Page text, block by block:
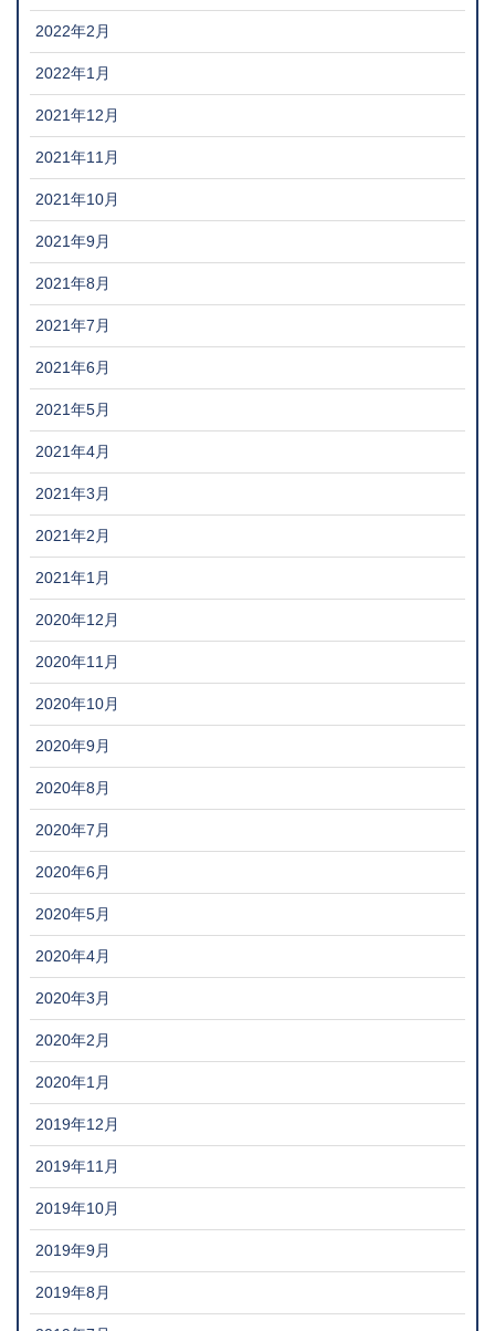
2022年2月
2022年1月
2021年12月
2021年11月
2021年10月
2021年9月
2021年8月
2021年7月
2021年6月
2021年5月
2021年4月
2021年3月
2021年2月
2021年1月
2020年12月
2020年11月
2020年10月
2020年9月
2020年8月
2020年7月
2020年6月
2020年5月
2020年4月
2020年3月
2020年2月
2020年1月
2019年12月
2019年11月
2019年10月
2019年9月
2019年8月